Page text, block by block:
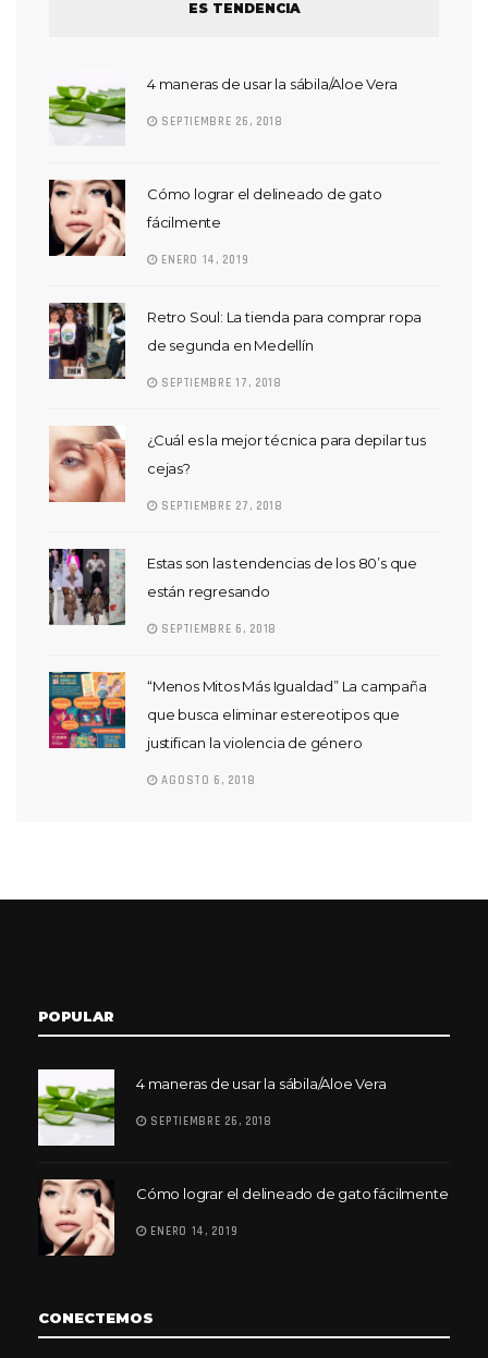
ES TENDENCIA
4 maneras de usar la sábila/Aloe Vera
SEPTIEMBRE 26, 2018
Cómo lograr el delineado de gato
fácilmente
ENERO 14, 2019
Retro Soul: La tienda para comprar ropa
de segunda en Medellín
SEPTIEMBRE 17, 2018
¿Cuál es la mejor técnica para depilar tus
cejas?
SEPTIEMBRE 27, 2018
Estas son las tendencias de los 80’s que
están regresando
SEPTIEMBRE 6, 2018
“Menos Mitos Más Igualdad” La campaña
que busca eliminar estereotipos que
justifican la violencia de género
AGOSTO 6, 2018
POPULAR
4 maneras de usar la sábila/Aloe Vera
SEPTIEMBRE 26, 2018
Cómo lograr el delineado de gato fácilmente
ENERO 14, 2019
CONECTEMOS